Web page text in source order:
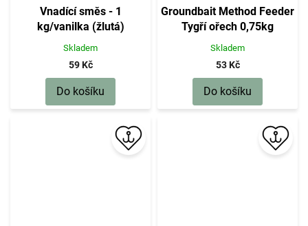
Vnadící směs - 1
kg/vanilka (žlutá)
Skladem
59 Kč
Do košíku
Groundbait Method Feeder
Tygří ořech 0,75kg
Skladem
53 Kč
Do košíku